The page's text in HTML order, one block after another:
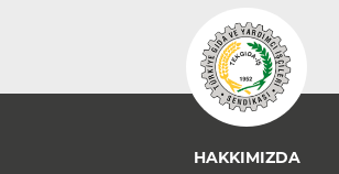
HAKKIMIZDA